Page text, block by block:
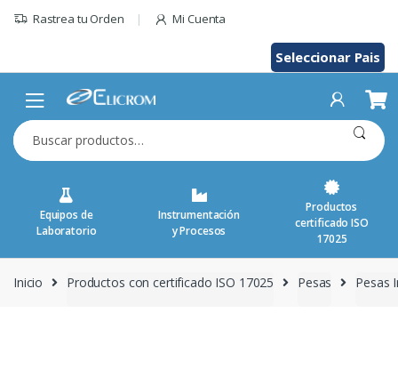
Rastrea tu Orden Mi Cuenta
Seleccionar Pais
Buscar
por:
Equipos de
Laboratorio
Instrumentación
y Procesos
Productos
certificado ISO
17025
Inicio Productos con certificado ISO 17025 Pesas Pesas